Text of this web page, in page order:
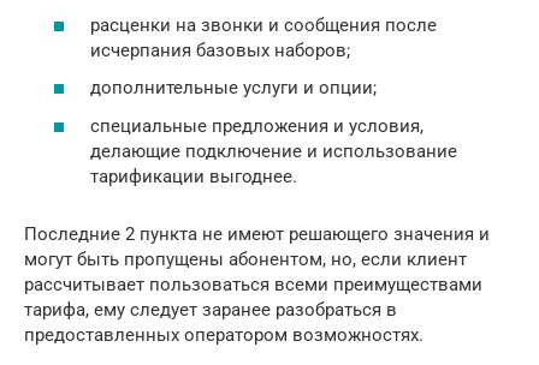
расценки на звонки и сообщения после
исчерпания базовых наборов;
дополнительные услуги и опции;
специальные предложения и условия,
делающие подключение и использование
тарификации выгоднее.
Последние 2 пункта не имеют решающего значения и
могут быть пропущены абонентом, но, если клиент
рассчитывает пользоваться всеми преимуществами
тарифа, ему следует заранее разобраться в
предоставленных оператором возможностях.